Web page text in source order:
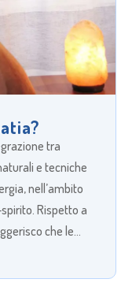
tra
e tecniche
nell’ambito
Rispetto a
che le...